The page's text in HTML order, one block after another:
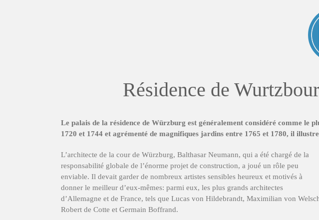
Résidence de
Le palais de la résidence de Würzburg est généralement considéré comme le
1720 et 1744 et agrémenté de magnifiques jardins entre 1765 et 1780, il
L’architecte de la cour de Würzburg, Balthasar Neumann, qui a été chargé de la
responsabilité globale de l’énorme projet de construction, a joué un rôle peu
enviable. Il devait garder de nombreux artistes sensibles heureux et motivés à
donner le meilleur d’eux-mêmes: parmi eux, les plus grands architectes
d’Allemagne et de France, tels que Lucas von Hildebrandt, Maximilian von
Robert de Cotte et Germain Boffrand.